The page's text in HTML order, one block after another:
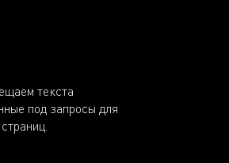
текста
под запросы для